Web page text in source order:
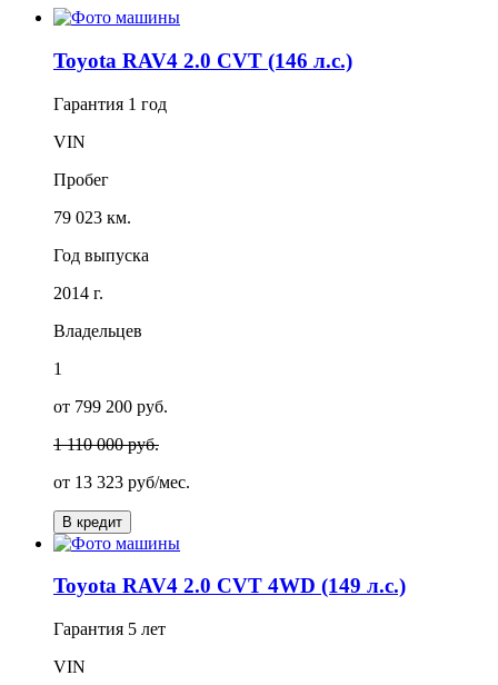
Toyota RAV4 2.0 CVT (146 л.с.)
Гарантия 1 год
VIN
Пробег
79 023 км.
Год выпуска
2014 г.
Владельцев
1
от 799 200 руб.
1 110 000 руб.
от 13 323 руб/мес.
В кредит
Toyota RAV4 2.0 CVT 4WD (149 л.с.)
Гарантия 5 лет
VIN